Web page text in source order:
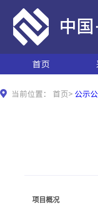
中
首页
当前位置： 首页> 公示
项目概况